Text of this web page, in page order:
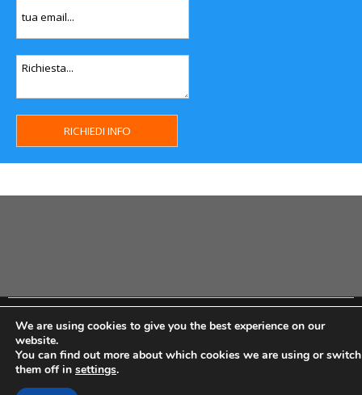
Copyright MHWeb © 2018 - Privacy & GDPR - Cookie Policy -
We are using cookies to give you the best experience on our
website.
You can find out more about which cookies we are using or switch
them off in settings.